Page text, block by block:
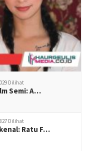
Dilihat
Semi: A…
Dilihat
Ratu F…